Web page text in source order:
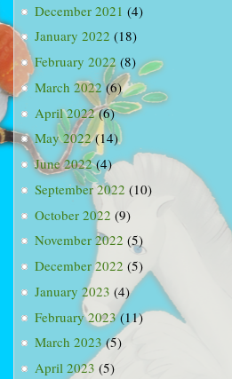
December 2021 (4)
January 2022 (18)
February 2022 (8)
March 2022(6)
April 2022(6)
May 2022(14)
June 2022(4)
September 2022 (10)
October 2022 (9)
November 2022 (5)
December 2022 (5)
January 2023 (4)
February 2023(11)
March 2023(5)
April 2023 (5)